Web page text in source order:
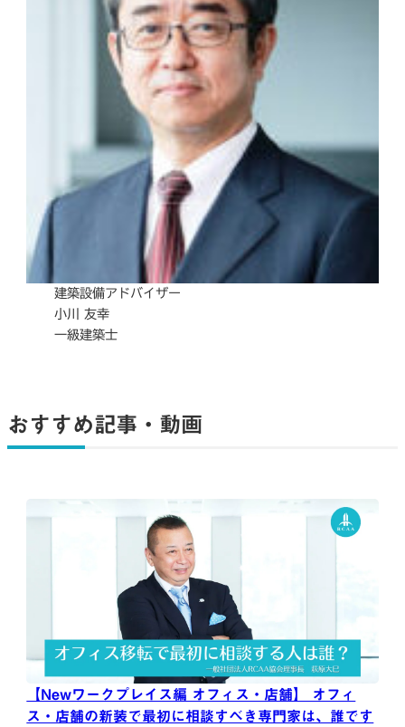
建築設備アドバイザー
小川 友幸
一級建築士
おすすめ記事・動画
【Newワークプレイス編 オフィス・店舗】 オフィ
ス・店舗の新装で最初に相談すべき専門家は、誰です